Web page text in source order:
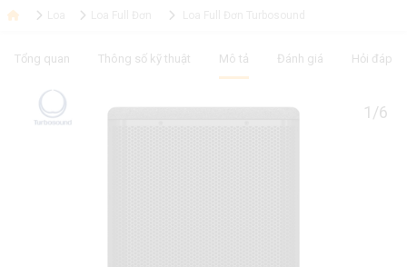
Tổng quan Thông số kỹ thuật Mô tả Đánh giá Hỏi đáp
1/6